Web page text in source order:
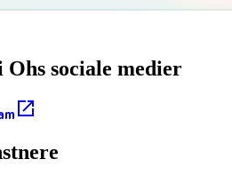
Ohs sociale medier